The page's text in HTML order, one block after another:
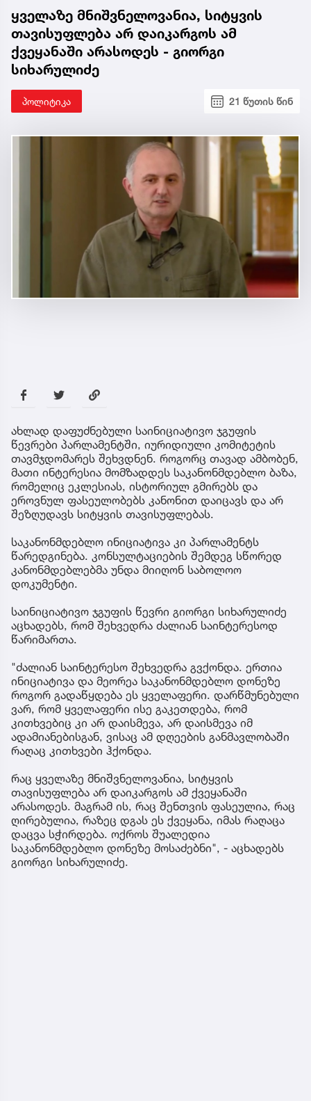
ყველაზე მნიშვნელოვანია, სიტყვის
თავისუფლება არ დაიკარგოს ამ
ქვეყანაში არასოდეს - გიორგი
სიხარულიძე
პოლიტიკა 21 წუთის წინ
ახლად დაფუძნებული საინიციატივო ჯგუფის
წევრები პარლამენტში, იურიდიული კომიტეტის
თავმჯდომარეს შეხვდნენ. როგორც თავად ამბობენ,
მათი ინტერესია მომზადდეს საკანონმდებლო ბაზა,
რომელიც ეკლესიას, ისტორიულ გმირებს და
ეროვნულ ფასეულობებს კანონით დაიცავს და არ
შეზღუდავს სიტყვის თავისუფლებას.
საკანონმდებლო ინიციატივა კი პარლამენტს
წარედგინება. კონსულტაციების შემდეგ სწორედ
კანონმდებლებმა უნდა მიიღონ საბოლოო
დოკუმენტი.
საინიციატივო ჯგუფის წევრი გიორგი სიხარულიძე
აცხადებს, რომ შეხვედრა ძალიან საინტერესოდ
წარიმართა.
"ძალიან საინტერესო შეხვედრა გვქონდა. ერთია
ინიციატივა და მეორეა საკანონმდებლო დონეზე
როგორ გადაწყდება ეს ყველაფერი. დარწმუნებული
ვარ, რომ ყველაფერი ისე გაკეთდება, რომ
კითხვებიც კი არ დაისმევა, არ დაისმევა იმ
ადამიანებისგან, ვისაც ამ დღეების განმავლობაში
რაღაც კითხვები ჰქონდა.
რაც ყველაზე მნიშვნელოვანია, სიტყვის
თავისუფლება არ დაიკარგოს ამ ქვეყანაში
არასოდეს. მაგრამ ის, რაც შენთვის ფასეულია, რაც
ღირებულია, რაზეც დგას ეს ქვეყანა, იმას რაღაცა
დაცვა სჭირდება. ოქროს შუალედია
საკანონმდებლო დონეზე მოსაძებნი", - აცხადებს
გიორგი სიხარულიძე.